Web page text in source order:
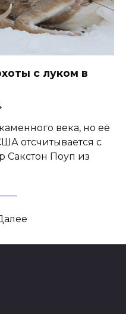
с луком в
века, но её
отсчитывается с
Сакстон Поуп из